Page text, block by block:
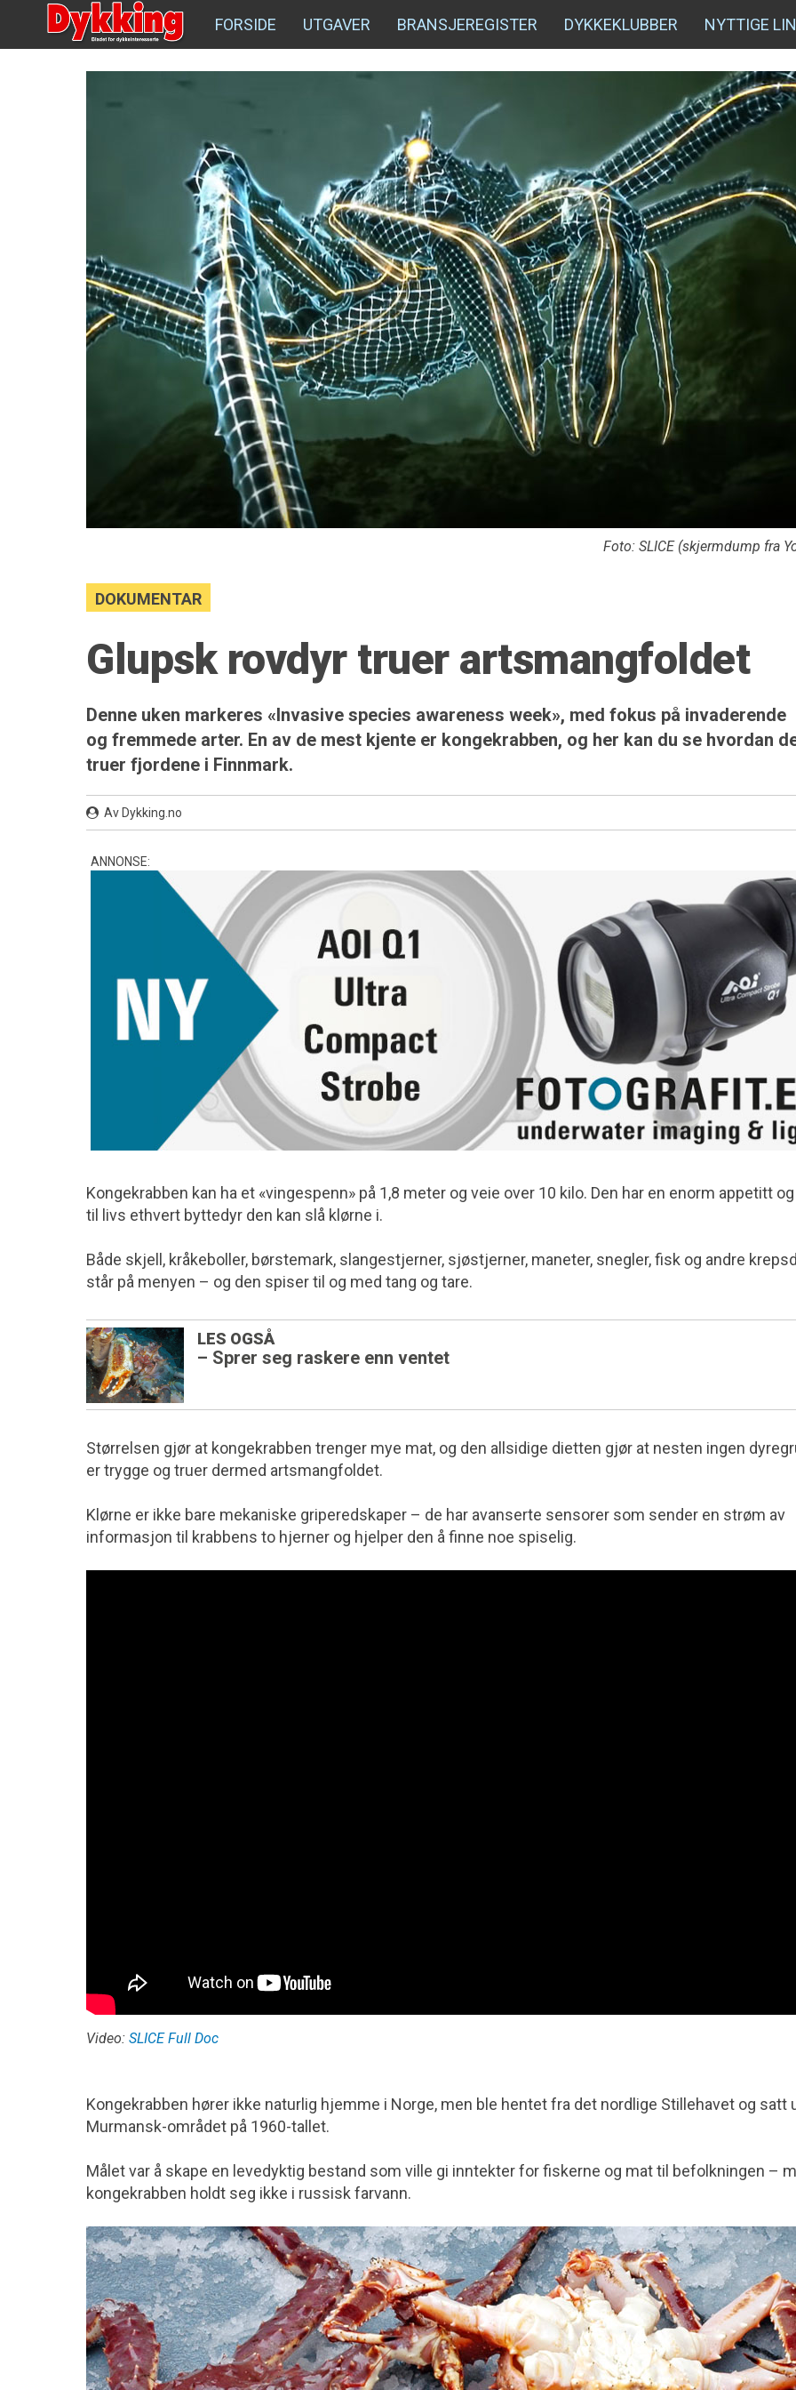
FORSIDE UTGAVER BRANSJEREGISTER DYKKEKLUBBER NYTTIGE
Foto: SLICE (skjermdump fra
DOKUMENTAR
Glupsk rovdyr truer artsmangfoldet
Denne uken markeres «Invasive species awareness week», med fokus på invaderende
og fremmede arter. En av de mest kjente er kongekrabben, og her kan du se hvordan
truer fjordene i Finnmark.
Av Dykking.no
ANNONSE:
Kongekrabben kan ha et «vingespenn» på 1,8 meter og veie over 10 kilo. Den har en enorm appetitt
til livs ethvert byttedyr den kan slå klørne i.
Både skjell, kråkeboller, børstemark, slange­stjerner, sjøstjerner, maneter, snegler, fisk og andre
står på menyen – og den spiser til og med tang og tare.
LES OGSÅ
– Sprer seg raskere enn ventet
Størrelsen gjør at kongekrabben trenger mye mat, og den allsidige dietten gjør at nesten ingen
er trygge og truer dermed artsmangfoldet.
Klørne er ikke bare mekaniske griperedskaper – de har avanserte sensorer som sender en strøm av
informasjon til krabbens to hjerner og hjelper den å finne noe spiselig.
Video: SLICE Full Doc
Kongekrabben hører ikke naturlig hjemme i Norge, men ble hentet fra det nordlige Stillehavet og satt
Murmansk-området på 1960-tallet.
Målet var å skape en levedyktig bestand som ville gi inntekter for fiskerne og mat til befolkningen –
kongekrabben holdt seg ikke i russisk farvann.